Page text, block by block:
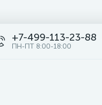
+7-499-113-23-88
ПН-ПТ 8:00-18:00